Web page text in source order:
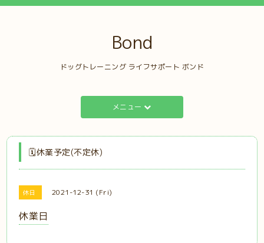
Bond
ドッグトレーニング ライフサポート ボンド
メニュー
🗓️休業予定(不定休)
休日 2021-12-31 (Fri)
休業日